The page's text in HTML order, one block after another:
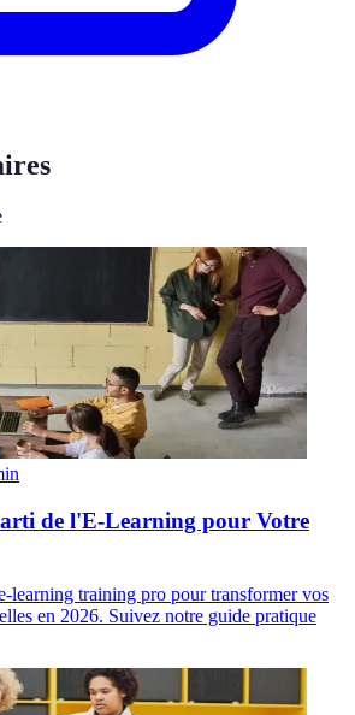
de l'E-Learning pour Votre
learning training pro pour transformer vos
en 2026. Suivez notre guide pratique